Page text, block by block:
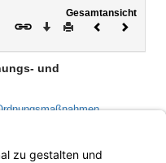
Gesamtansicht
Download
DruckenVorheriges
und